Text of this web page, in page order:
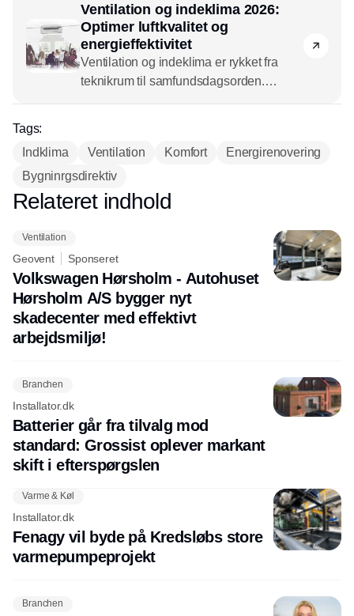
Ventilation og indeklima 2026:
Optimer luftkvalitet og
energieffektivitet
Ventilation og indeklima er rykket fra
teknikrum til samfundsdagsorden.
Ifølge VELTEK-direktør Lennart
Østergaard står branchen foran et år
med både muligheder og svære valg.
sund fornuft – eller glemmer mennesket
Tags:
Indklima
Ventilation Komfort
Energirenovering
Bygninrgsdirektiv
Annonce
Relateret indhold
Ventilation
Geovent Sponseret
Volkswagen Hørsholm - Autohuset
Hørsholm A/S bygger nyt
skadecenter med effektivt
arbejdsmiljø!
Branchen
Installator.dk
Batterier går fra tilvalg mod
standard: Grossist oplever markant
skift i efterspørgslen
Varme & Køl
Installator.dk
Fenagy vil byde på Kredsløbs store
varmepumpeprojekt
Branchen